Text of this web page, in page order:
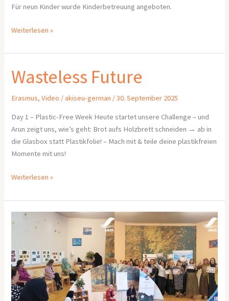
Für neun Kinder wurde Kinderbetreuung angeboten.
Weiterlesen »
Wasteless Future
Erasmus,Video /akiseu-german /30. September 2025
Day 1 – Plastic-Free Week Heute startet unsere Challenge – und
Arun zeigt uns, wie’s geht: Brot aufs Holzbrett schneiden → ab in
die Glasbox statt Plastikfolie! – Mach mit & teile deine plastikfreien
Momente mit uns!
Wasteless
Future
Weiterlesen »
Workshopreihe
„Frauen
Extremismus
und
Gewalt“